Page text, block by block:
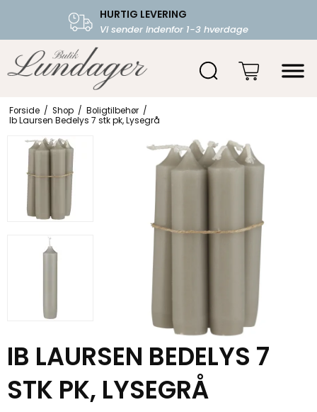
HURTIG LEVERING
Vi sender indenfor 1-3 hverdage
FRI FRAGT OVER 599.-
Starter fra 39,-
Forside / Shop / Boligtilbehør /
Ib Laursen Bedelys 7 stk pk, Lysegrå
IB LAURSEN BEDELYS 7
STK PK, LYSEGRÅ